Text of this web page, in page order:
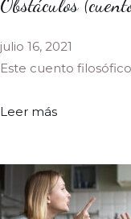
julio 16, 2021
Este cuento
Leer más